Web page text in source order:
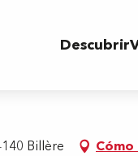
Descubrir
Billère